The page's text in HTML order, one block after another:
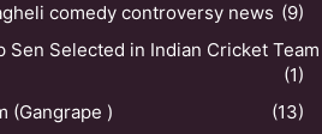
comedy controversy news (9)
Sen Selected in Indian Cricket Team
(1)
(Gangrape )
(13)